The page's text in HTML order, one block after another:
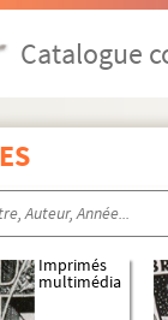
Catalogue
Imprimés
multimédia
de Rat-
de Rauch, A.
de Raynaud,
de
de Reisdorff,
de Reveu,
de Reveyron,